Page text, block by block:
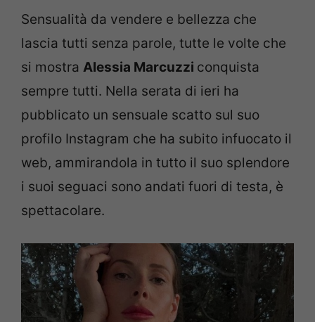
Sensualità da vendere e bellezza che
lascia tutti senza parole, tutte le volte che
si mostra Alessia Marcuzzi conquista
sempre tutti. Nella serata di ieri ha
pubblicato un sensuale scatto sul suo
profilo Instagram che ha subito infuocato il
web, ammirandola in tutto il suo splendore
i suoi seguaci sono andati fuori di testa, è
spettacolare.